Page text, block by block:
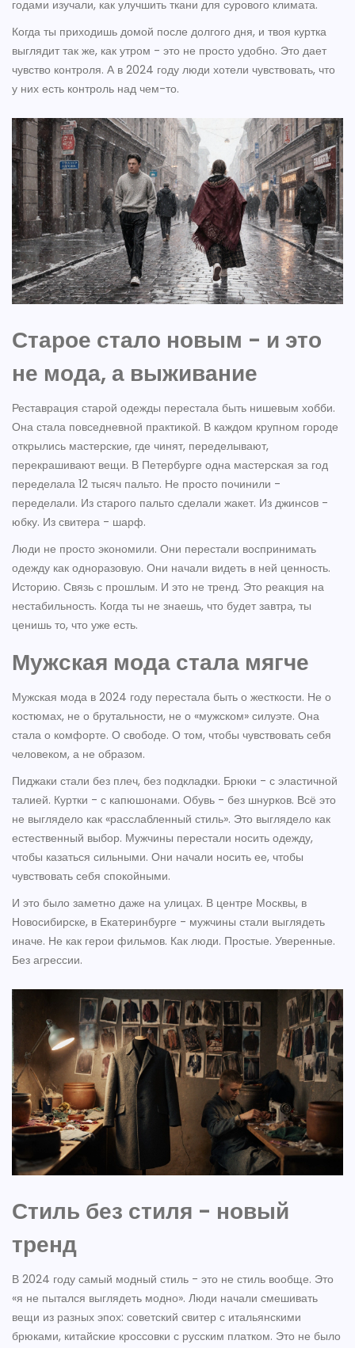
годами изучали, как улучшить ткани для сурового климата.
Когда ты приходишь домой после долгого дня, и твоя куртка
выглядит так же, как утром - это не просто удобно. Это дает
чувство контроля. А в 2024 году люди хотели чувствовать, что
у них есть контроль над чем-то.
Старое стало новым - и это
не мода, а выживание
Реставрация старой одежды перестала быть нишевым хобби.
Она стала повседневной практикой. В каждом крупном городе
открылись мастерские, где чинят, переделывают,
перекрашивают вещи. В Петербурге одна мастерская за год
переделала 12 тысяч пальто. Не просто починили -
переделали. Из старого пальто сделали жакет. Из джинсов -
юбку. Из свитера - шарф.
Люди не просто экономили. Они перестали воспринимать
одежду как одноразовую. Они начали видеть в ней ценность.
Историю. Связь с прошлым. И это не тренд. Это реакция на
нестабильность. Когда ты не знаешь, что будет завтра, ты
ценишь то, что уже есть.
Мужская мода стала мягче
Мужская мода в 2024 году перестала быть о жесткости. Не о
костюмах, не о брутальности, не о «мужском» силуэте. Она
стала о комфорте. О свободе. О том, чтобы чувствовать себя
человеком, а не образом.
Пиджаки стали без плеч, без подкладки. Брюки - с эластичной
талией. Куртки - с капюшонами. Обувь - без шнурков. Всё это
не выглядело как «расслабленный стиль». Это выглядело как
естественный выбор. Мужчины перестали носить одежду,
чтобы казаться сильными. Они начали носить ее, чтобы
чувствовать себя спокойными.
И это было заметно даже на улицах. В центре Москвы, в
Новосибирске, в Екатеринбурге - мужчины стали выглядеть
иначе. Не как герои фильмов. Как люди. Простые. Уверенные.
Без агрессии.
Стиль без стиля - новый
тренд
В 2024 году самый модный стиль - это не стиль вообще. Это
«я не пытался выглядеть модно». Люди начали смешивать
вещи из разных эпох: советский свитер с итальянскими
брюками, китайские кроссовки с русским платком. Это не было